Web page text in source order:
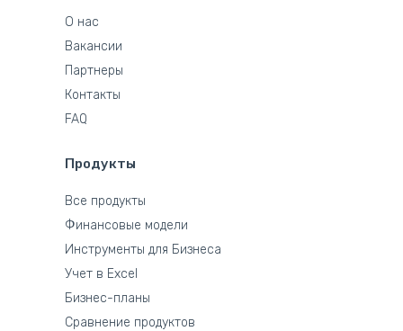
О нас
Вакансии
Партнеры
Контакты
FAQ
Продукты
Все продукты
Финансовые модели
Инструменты для Бизнеса
Учет в Excel
Бизнес-планы
Сравнение продуктов